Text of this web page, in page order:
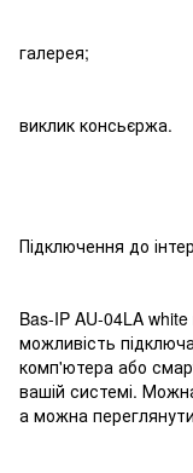
галерея;
виклик консьєржа.
Підключення до
Bas-IP AU-04LA
можливість
комп'ютера або
вашій системі.
а можна